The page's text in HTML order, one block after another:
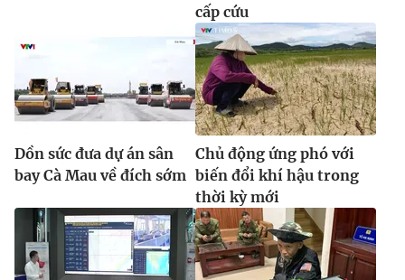
cấp cứu
Dồn sức đưa dự án sân
bay Cà Mau về đích sớm
Chủ động ứng phó với
biến đổi khí hậu trong
thời kỳ mới